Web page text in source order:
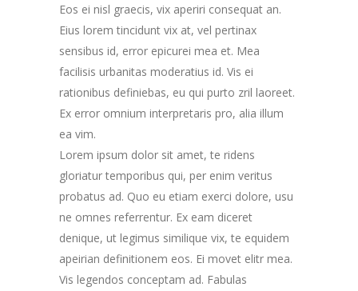
Eos ei nisl graecis, vix aperiri consequat an.
Eius lorem tincidunt vix at, vel pertinax
sensibus id, error epicurei mea et. Mea
facilisis urbanitas moderatius id. Vis ei
rationibus definiebas, eu qui purto zril laoreet.
Ex error omnium interpretaris pro, alia illum
ea vim.
Lorem ipsum dolor sit amet, te ridens
gloriatur temporibus qui, per enim veritus
probatus ad. Quo eu etiam exerci dolore, usu
ne omnes referrentur. Ex eam diceret
denique, ut legimus similique vix, te equidem
apeirian definitionem eos. Ei movet elitr mea.
Vis legendos conceptam ad. Fabulas